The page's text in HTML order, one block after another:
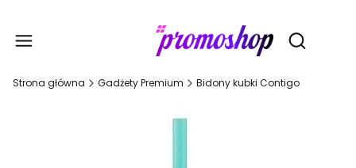
Otwórz
Strona główna Gadżety Premium Bidony kubki Contigo